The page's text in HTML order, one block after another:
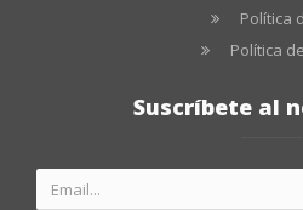
Política
Política
Suscríbete al